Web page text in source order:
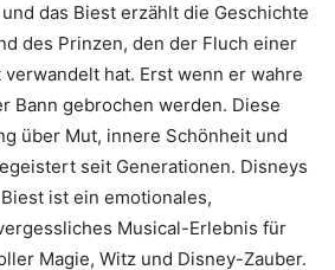
das Biest erzählt die Geschichte
des Prinzen, den der Fluch einer
hat. Erst wenn er wahre
Bann gebrochen werden. Diese
über Mut, innere Schönheit und
seit Generationen. Disneys
ist ein emotionales,
Musical-Erlebnis für
Magie, Witz und Disney-Zauber.